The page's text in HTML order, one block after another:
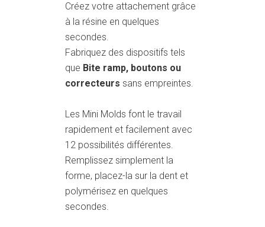
Créez votre attachement grâce
à la résine en quelques
secondes.
Fabriquez des dispositifs tels
que Bite ramp, boutons ou
correcteurs sans empreintes.
Les Mini Molds font le travail
rapidement et facilement avec
12 possibilités différentes.
Remplissez simplement la
forme, placez-la sur la dent et
polymérisez en quelques
secondes.